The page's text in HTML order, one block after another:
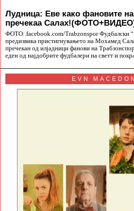
Лудница: Еве како фановите
пречекаа
ФОТО:.facebook.com/Trabzonspor Фудбалски
предизвика пристигнувањето на Мохамед
пречекан од илјадници фанови на
еден од најдобрите фудбалери на светт и
EVN